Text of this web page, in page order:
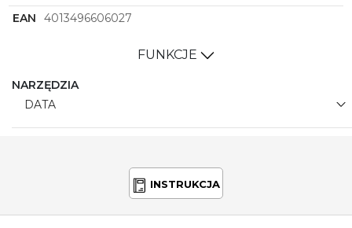
EAN
4013496606027
FUNKCJE
NARZĘDZIA
DATA
INSTRUKCJA